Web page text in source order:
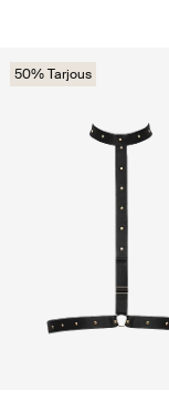
50% Tarjous